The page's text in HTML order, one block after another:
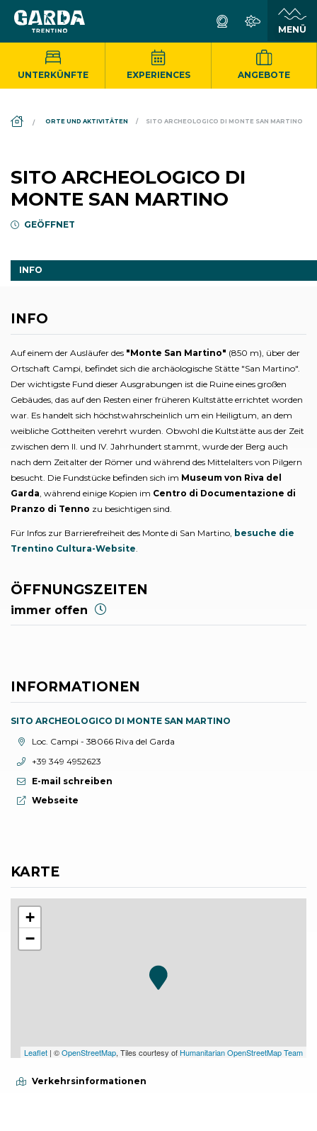
UNTERKÜNFTE EXPERIENCES ANGEBOTE
ORTE UND AKTIVITÄTEN SITO ARCHEOLOGICO DI MONTE SAN MARTINO
SITO ARCHEOLOGICO DI
MONTE SAN MARTINO
GEÖFFNET
INFO
INFO
Auf einem der Ausläufer des "Monte San Martino" (850 m), über der
Ortschaft Campi, befindet sich die archäologische Stätte "San Martino".
Der wichtigste Fund dieser Ausgrabungen ist die Ruine eines großen
Gebäudes, das auf den Resten einer früheren Kultstätte errichtet worden
war. Es handelt sich höchstwahrscheinlich um ein Heiligtum, an dem
weibliche Gottheiten verehrt wurden. Obwohl die Kultstätte aus der Zeit
zwischen dem II. und IV. Jahrhundert stammt, wurde der Berg auch
nach dem Zeitalter der Römer und während des Mittelalters von Pilgern
besucht. Die Fundstücke befinden sich im Museum von Riva del
Garda , während einige Kopien im Centro di Documentazione di
Pranzo di Tenno zu besichtigen sind.
Für Infos zur Barrierefreiheit des Monte di San Martino, besuche die
Trentino Cultura-Website
ÖFFNUNGSZEITEN
immer offen
INFORMATIONEN
SITO ARCHEOLOGICO DI MONTE SAN MARTINO
aria.location:
Loc. Campi - 38066 Riva del Garda
aria.phone:
+39 349 4952623
E-mail schreiben
aria.website:
Webseite
KARTE
+
−
Leaflet | ©OpenStreetMap, Tiles courtesy of Humanitarian OpenStreetMap Team
Verkehrsinformationen